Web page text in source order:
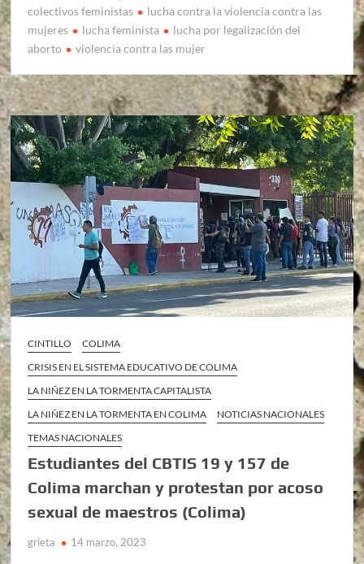
colectivos feministas
lucha contra la violencia contra las
mujeres
lucha feminista
lucha por legalización del
aborto
violencia contra las mujer
CINTILLO
COLIMA
CRISIS EN EL SISTEMA EDUCATIVO DE COLIMA
LA NIÑEZ EN LA TORMENTA CAPITALISTA
LA NIÑEZ EN LA TORMENTA EN COLIMA
NOTICIAS NACIONALES
TEMAS NACIONALES
Estudiantes del CBTIS 19 y 157 de
Colima marchan y protestan por acoso
sexual de maestros (Colima)
grieta 14 marzo, 2023